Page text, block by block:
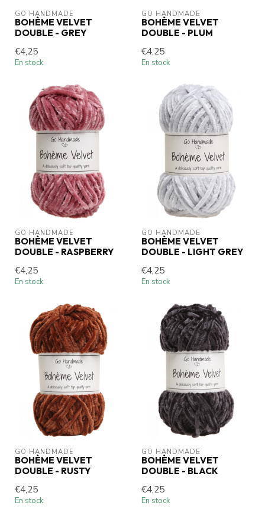
GO HANDMADE
BOHÈME VELVET
DOUBLE - GREY
€4,25
En stock
GO HANDMADE
BOHÈME VELVET
DOUBLE - PLUM
€4,25
En stock
GO HANDMADE
BOHÈME VELVET
DOUBLE - RASPBERRY
€4,25
En stock
GO HANDMADE
BOHÈME VELVET
DOUBLE - LIGHT GREY
€4,25
En stock
GO HANDMADE
BOHÈME VELVET
DOUBLE - RUSTY
€4,25
En stock
GO HANDMADE
BOHÈME VELVET
DOUBLE - BLACK
€4,25
En stock